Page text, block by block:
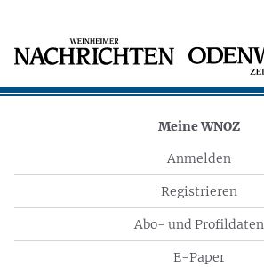
Meine WNOZ
Anmelden
Registrieren
Abo- und Profildaten
E-Paper